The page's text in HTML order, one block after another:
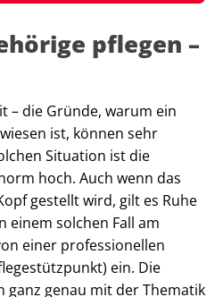
pflegen –
– die Gründe, warum ein
ist, können sehr
Situation ist die
hoch. Auch wenn das
gestellt wird, gilt es Ruhe
einem solchen Fall am
einer professionellen
ein. Die
ganz genau mit der Thematik